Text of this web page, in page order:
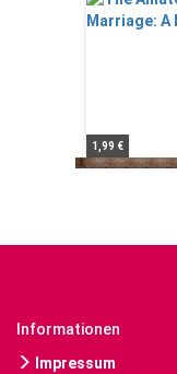
1,99 €
Informationen
Impressum